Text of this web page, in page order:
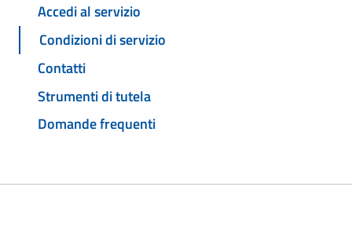
Accedi al servizio
Condizioni di servizio
Contatti
Strumenti di tutela
Domande frequenti